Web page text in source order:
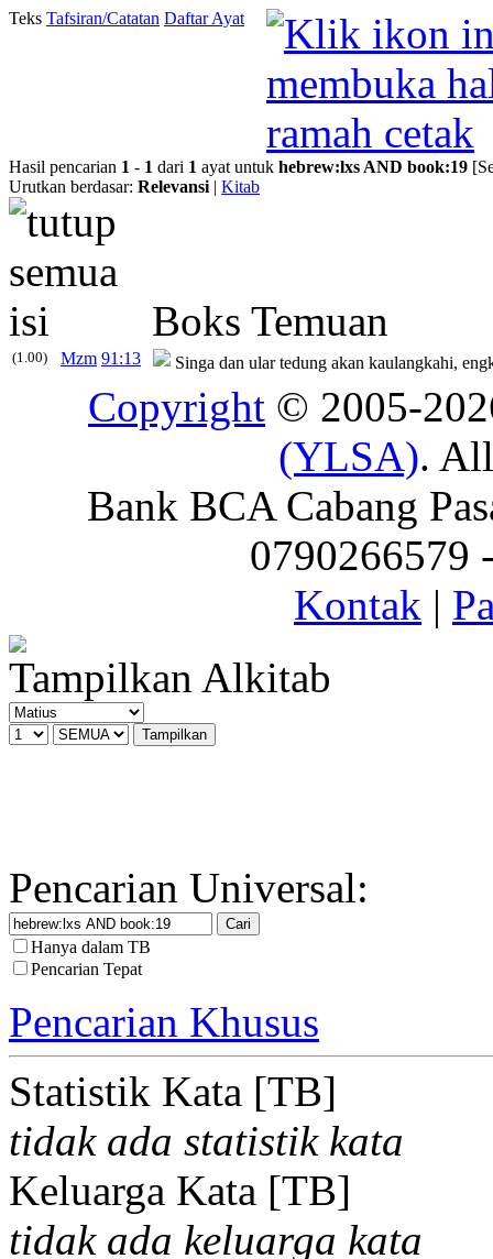
Teks Tafsiran/Catatan Daftar Ayat
Hasil pencarian 1 - 1 dari 1 ayat untuk hebrew:lxs AND book:19
Urutkan berdasar: Relevansi | Kitab
Boks Temuan
(1.00) Mzm 91:13 Singa dan ular tedung akan kaulangkahi,
Copyright © 2005-
(YLSA).
Bank BCA Cabang
0790266579
Kontak |
Tampilkan Alkitab
Pencarian Universal:
Hanya dalam TB
Pencarian Tepat
Pencarian Khusus
Statistik Kata [TB]
tidak ada statistik kata
Keluarga Kata [TB]
tidak ada keluarga kata